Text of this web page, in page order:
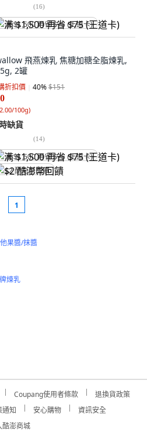
(16)
满 $1,500 再省 $75 (王道卡)
飛燕煉乳 焦糖加糖全脂煉乳,
2罐
折扣價 40%$151
100g)
缺貨
(14)
满 $1,500 再省 $75 (王道卡)
$2 酷澎幣回饋
1
果醬/抹醬
煉乳
Coupang使用者條款
退換貨政策
通知 安心購物
資訊安全
酷澎商城